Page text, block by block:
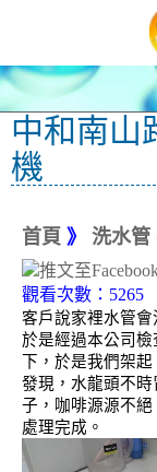
中和南山
機
首頁 》 洗水管
觀看次數：5265
客戶說家裡水管會
於是經過本公司
下，於是我們架
發現，水龍頭不
子，咖啡源源不
處理完成。